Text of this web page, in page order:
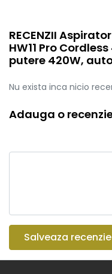
RECENZII
HW11 Pro
putere 420W,
Nu exista inca nicio
Adauga o
Salveaza recenzie